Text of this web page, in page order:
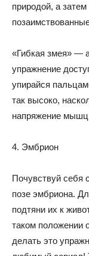
природой, а
«Гибкая змея» —
упражнение
упирайся
так высоко,
напряжение
4. Эмбрион
Почувствуй себя
позе эмбриона.
подтяни их к
таком положении
делать это